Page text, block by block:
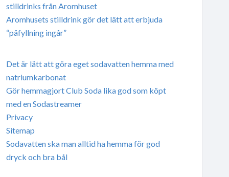
stilldrinks från Aromhuset
Aromhusets stilldrink gör det lätt att erbjuda
“påfyllning ingår”
Det är lätt att göra eget sodavatten hemma med
natriumkarbonat
Gör hemmagjort Club Soda lika god som köpt
med en Sodastreamer
Privacy
Sitemap
Sodavatten ska man alltid ha hemma för god
dryck och bra bål